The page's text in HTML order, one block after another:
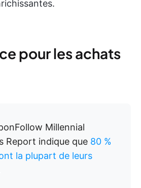
pour les achats
Millennial
Report indique que 80 %
la plupart de leurs